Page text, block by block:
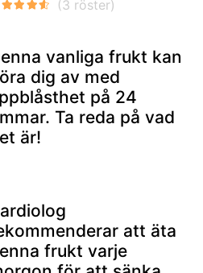
vanliga frukt kan
dig av med
på 24
Ta reda på vad
är!
att äta
frukt varje